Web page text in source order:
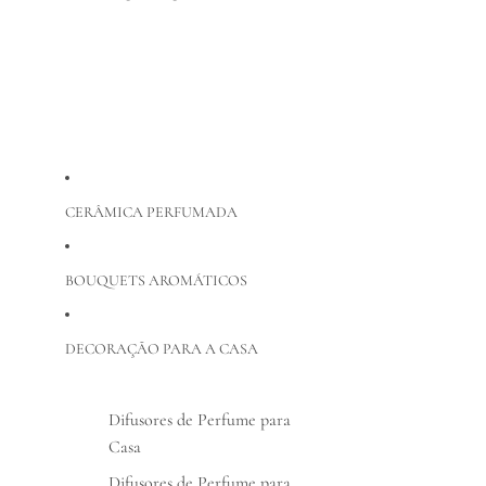
CERÂMICA PERFUMADA
BOUQUETS AROMÁTICOS
DECORAÇÃO PARA A CASA
Difusores de Perfume para
Casa